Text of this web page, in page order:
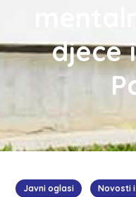
djece
Javni oglasi Novosti